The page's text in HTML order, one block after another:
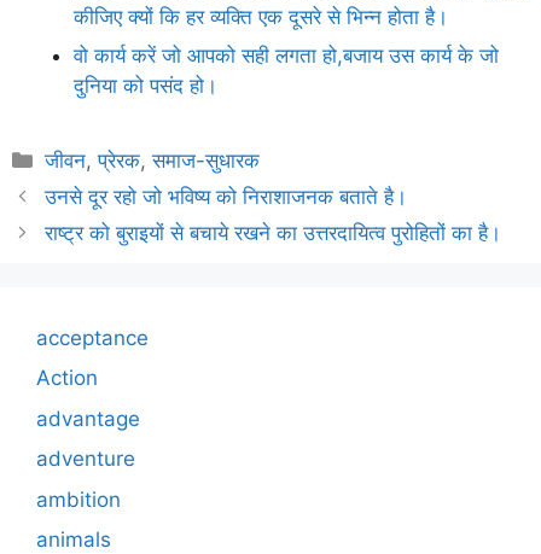
कीजिए क्यों कि हर व्यक्ति एक दूसरे से भिन्न होता है।
वो कार्य करें जो आपको सही लगता हो,बजाय उस कार्य के जो
दुनिया को पसंद हो।
Categories
जीवन,प्रेरक,समाज-सुधारक
उनसे दूर रहो जो भविष्य को निराशाजनक बताते है।
राष्ट्र को बुराइयों से बचाये रखने का उत्तरदायित्व पुरोहितों का है।
acceptance
Action
advantage
adventure
ambition
animals